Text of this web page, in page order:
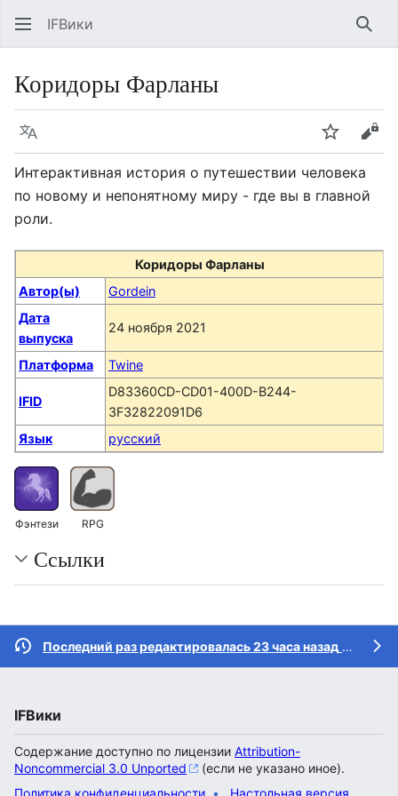
IFВики
Коридоры Фарланы
Язык Следить
Интерактивная история о путешествии человека
по новому и непонятному миру - где вы в главной
роли.
Коридоры Фарланы
Автор(ы)
Gordein
Дата
выпуска
24 ноября 2021
Платформа Twine
IFID
D83360CD-CD01-400D-B244-
3F32822091D6
Язык
русский
Фэнтези RPG
Ссылки
Последний раз редактировалась 23 часа назад
IFВики
Содержание доступно по лицензии Attribution-
Noncommercial 3.0 Unported
(если не указано иное).
Политика конфиденциальности
Настольная версия